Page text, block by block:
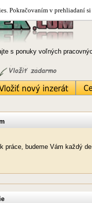
Pokračovaním v prehliadaní
s ponuky voľných
práce, budeme Vám každý